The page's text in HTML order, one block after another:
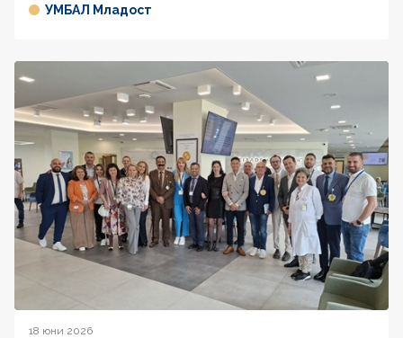
УМБАЛ Младост
18 юни 2026